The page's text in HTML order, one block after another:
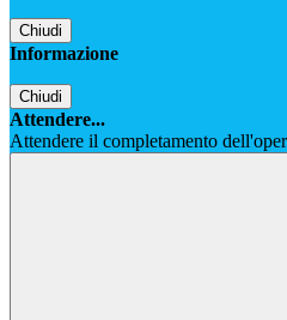
Chiudi
Informazione
Chiudi
Attendere...
Attendere il completamento